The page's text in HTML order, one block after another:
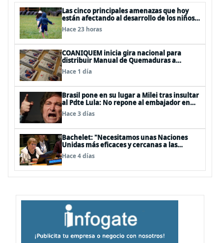
Las cinco principales amenazas que hoy
están afectando al desarrollo de los niños
en Chile
Hace 23 horas
COANIQUEM inicia gira nacional para
distribuir Manual de Quemaduras a
profesionales de la salud
Hace 1 día
Brasil pone en su lugar a Milei tras insultar
al Pdte Lula: No repone al embajador en
BBSS y rebaja la relación bilateral
Hace 3 días
Bachelet: "Necesitamos unas Naciones
Unidas más eficaces y cercanas a las
personas"
Hace 4 días